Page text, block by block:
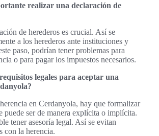
realizar una declaración de
de herederos es crucial. Así se
a los herederos ante instituciones y
paso, podrían tener problemas para
o para pagar los impuestos necesarios.
legales para aceptar una
en Cerdanyola, hay que formalizar
puede ser de manera explícita o implícita.
tener asesoría legal. Así se evitan
con la herencia.